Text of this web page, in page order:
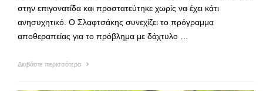
στην επιγονατίδα και προστατεύτηκε χωρίς να έχει κάτι
ανησυχητικό. Ο Σλαφτσάκης συνεχίζει το πρόγραμμα
αποθεραπείας για το πρόβλημα με δάχτυλο …
Διαβάστε περισσότερα